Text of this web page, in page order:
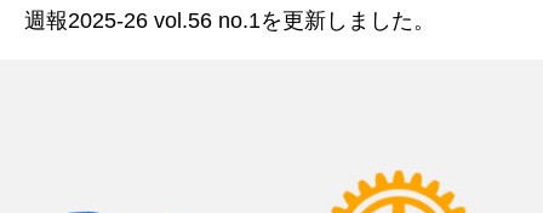
週報2025-26 vol.56 no.1を更新しました。
お問い合わせ